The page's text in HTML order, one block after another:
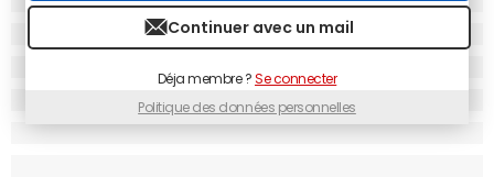
Continuer avec un mail
Déja membre ?Se connecter
Politique des données personnelles